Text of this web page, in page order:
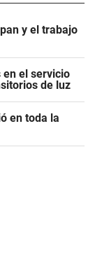
y el trabajo
el servicio
de luz
en toda la